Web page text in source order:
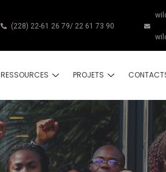
(228) 22-61 26 79/ 22 61 73 90
RESSOURCES PROJETS